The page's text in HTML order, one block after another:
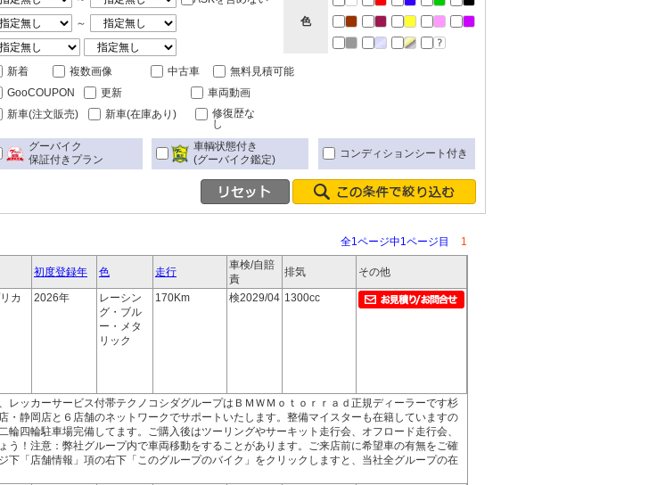
～
色
新着 複数画像 中古車
無料見積可能
GooCOUPON
更新
車両動画
新車(注文販売)
新車(在庫あり)
修復歴な
し
グーバイク
保証付きプラン
車輌状態付き
(グーバイク鑑定)
コンディションシート付き
全1ページ中1ページ目 1
初度登録年 色 走行
車検/自賠
責
排気 その他
カ
2026年
レーシン
グ・ブル
ー・メタ
リック
170Km 検2029/04 1300cc
レッカーサービス付帯テクノコシダグループはＢＭＷＭｏｔｏｒｒａｄ正規ディーラーです杉
・静岡店と６店舗のネットワークでサポートいたします。整備マイスターも在籍していますの
四輪駐車場完備してます。ご購入後はツーリングやサーキット走行会、オフロード走行会、
う！注意：弊社グループ内で車両移動をすることがあります。ご来店前に希望車の有無をご確
「店舗情報」項の右下「このグループのバイク」をクリックしますと、当社全グループの在